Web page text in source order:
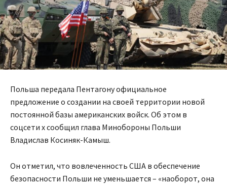
Польша передала Пентагону официальное
предложение о создании на своей территории новой
постоянной базы американских войск. Об этом в
соцсети х сообщил глава Минобороны Польши
Владислав Косиняк-Камыш.
Он отметил, что вовлеченность США в обеспечение
безопасности Польши не уменьшается – «наоборот, она